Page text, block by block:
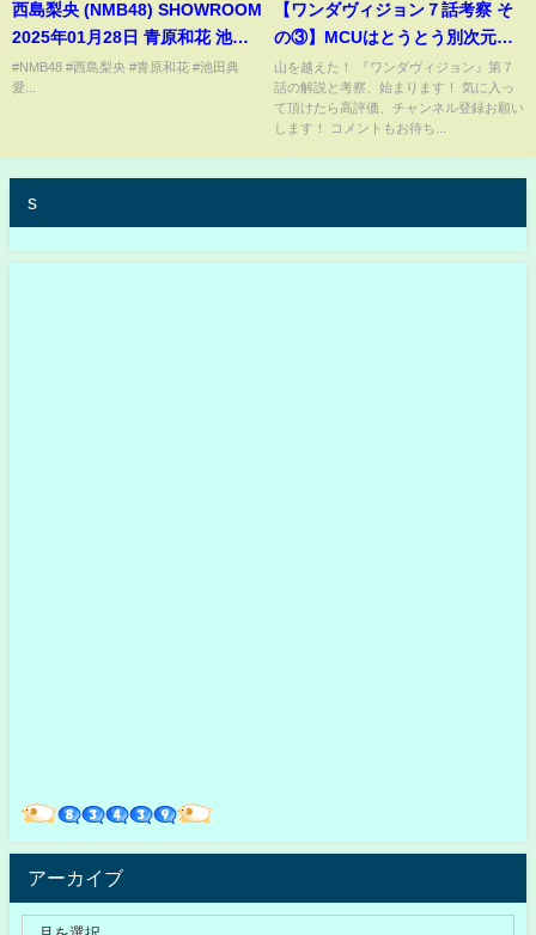
西島梨央 (NMB48) SHOWROOM
2025年01月28日 青原和花 池田
典愛
#NMB48 #西島梨央 #青原和花 #池田典
愛...
【ワンダヴィジョン７話考察 そ
の③】MCUはとうとう別次元に
突入！想像もできない世界が描
かれる！
山を越えた！ 『ワンダヴィジョン』第７
話の解説と考察、始まります！ 気に入っ
て頂けたら高評価、チャンネル登録お願い
します！ コメントもお待ち...
s
アーカイブ